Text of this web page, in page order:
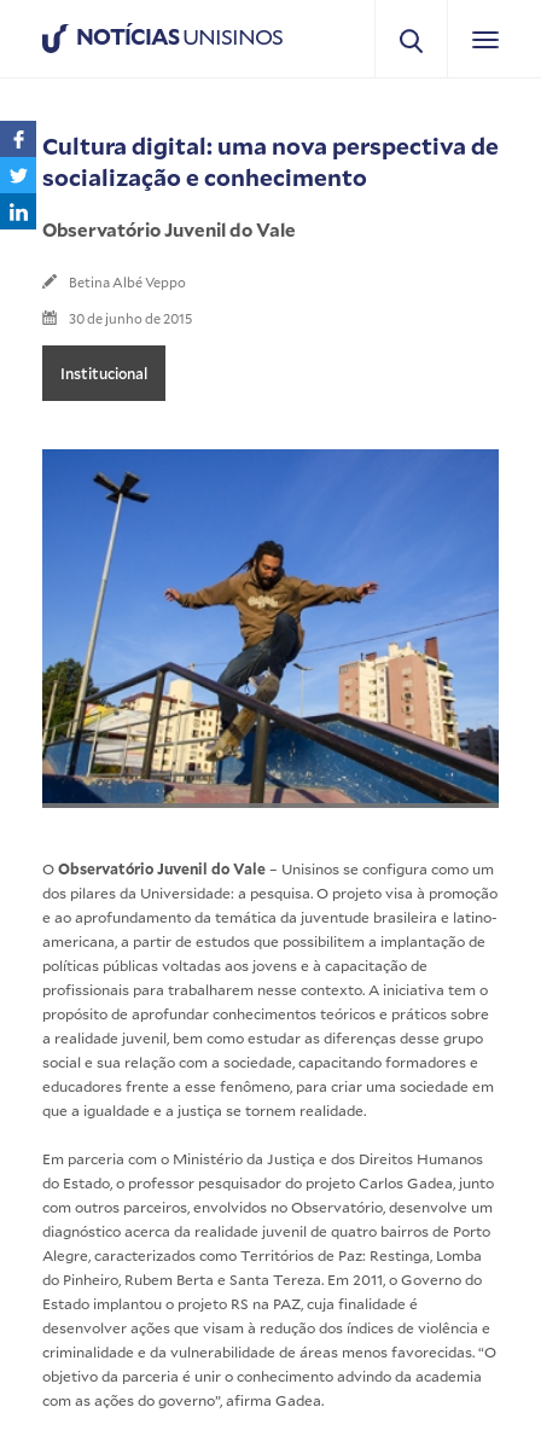
NOTÍCIASUNISINOS
Cultura digital: uma nova perspectiva de
socialização e conhecimento
Observatório Juvenil do Vale
Betina Albé Veppo
30 de junho de 2015
Institucional
OObservatório Juvenil do Vale– Unisinos se configura como um
dos pilares da Universidade: a pesquisa. O projeto visa à promoção
e ao aprofundamento da temática da juventude brasileira e latino-
americana, a partir de estudos que possibilitem a implantação de
políticas públicas voltadas aos jovens e à capacitação de
profissionais para trabalharem nesse contexto. A iniciativa tem o
propósito de aprofundar conhecimentos teóricos e práticos sobre
a realidade juvenil, bem como estudar as diferenças desse grupo
social e sua relação com a sociedade, capacitando formadores e
educadores frente a esse fenômeno, para criar uma sociedade em
que a igualdade e a justiça se tornem realidade.
Em parceria com o Ministério da Justiça e dos Direitos Humanos
do Estado, o professor pesquisador do projeto Carlos Gadea, junto
com outros parceiros, envolvidos no Observatório, desenvolve um
diagnóstico acerca da realidade juvenil de quatro bairros de Porto
Alegre, caracterizados como Territórios de Paz: Restinga, Lomba
do Pinheiro, Rubem Berta e Santa Tereza. Em 2011, o Governo do
Estado implantou o projeto RS na PAZ, cuja finalidade é
desenvolver ações que visam à redução dos índices de violência e
criminalidade e da vulnerabilidade de áreas menos favorecidas. “O
objetivo da parceria é unir o conhecimento advindo da academia
com as ações do governo”, afirma Gadea.